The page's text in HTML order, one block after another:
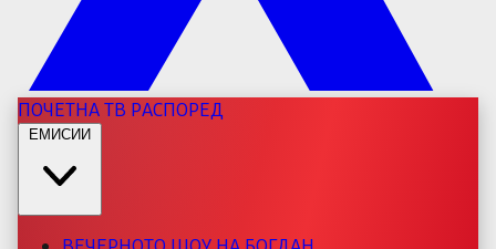
ПОЧЕТНАТВ РАСПОРЕД
ЕМИСИИ